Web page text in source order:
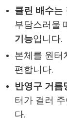
클린 배수는
부담스러울
기능입니다.
본체를 원터
편합니다.
반영구 거름
터가 걸러
다.